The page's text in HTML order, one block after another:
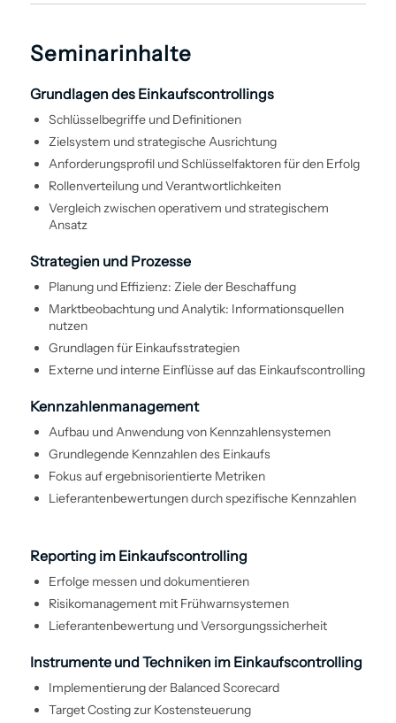
Seminarinhalte
Grundlagen des Einkaufs­controllings
Schlüsselbegriffe und Definitionen
Ziel­system und strategische Ausrichtung
Anforderungsprofil und Schlüsselfaktoren für den Erfolg
Rollenverteilung und Verantwortlichkeiten
Vergleich zwischen operativem und strategischem
Ansatz
Strategien und Prozesse
Planung und Effizienz: Ziele der Beschaffung
Marktbeobachtung und Analytik: Informationsquellen
nutzen
Grundlagen für Einkaufs­strategien
Externe und interne Einflüsse auf das Einkaufs­controlling
Kennzahlen­management
Aufbau und Anwendung von Kennzahlen­systemen
Grundlegende Kennzahlen des Einkaufs
Fokus auf ergebnisorientierte Metriken
Lieferantenbewertungen durch spezifische Kennzahlen
Reporting im Einkaufs­controlling
Erfolge messen und dokumentieren
Risiko­management mit Frühwarn­systemen
Lieferantenbewertung und Versorgungssicherheit
Instrumente und Techniken im Einkaufs­controlling
Implementierung der Balanced Scorecard
Target Costing zur Kostensteuerung